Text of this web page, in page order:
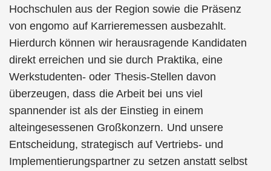
Hochschulen aus der Region sowie die Präsenz
von engomo auf Karrieremessen ausbezahlt.
Hierdurch können wir herausragende Kandidaten
direkt erreichen und sie durch Praktika, eine
Werkstudenten- oder Thesis-Stellen davon
überzeugen, dass die Arbeit bei uns viel
spannender ist als der Einstieg in einem
alteingesessenen Großkonzern. Und unsere
Entscheidung, strategisch auf Vertriebs- und
Implementierungspartner zu setzen anstatt selbst